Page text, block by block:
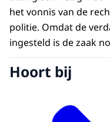
het vonnis van de
politie. Omdat de
ingesteld is de zaak
Hoort bij